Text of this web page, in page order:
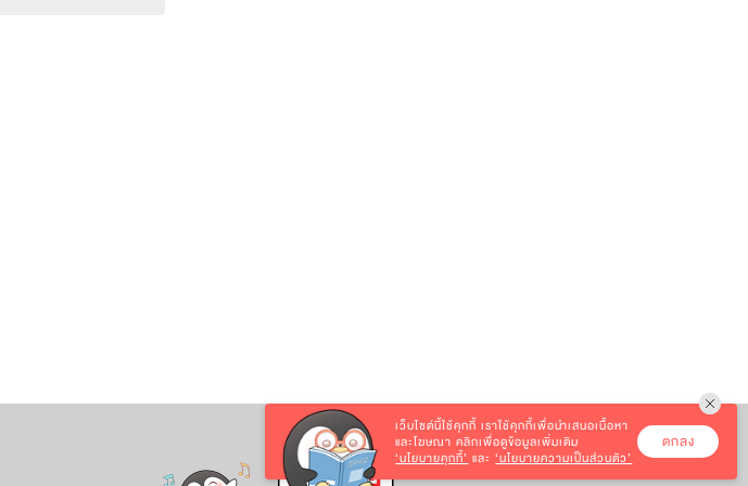
เว็บไซต์นี้ใช้คุกกี้ เราใช้คุกกี้เพื่อนำเสนอเนื้อหา
และโฆษณา คลิกเพื่อดูข้อมูลเพิ่มเติม
‘นโยบายคุกกี้’ และ‘นโยบายความเป็นส่วนตัว’
ตกลง